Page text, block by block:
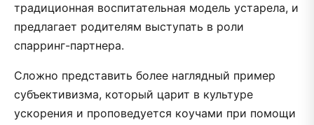
традиционная воспитательная модель устарела, и
предлагает родителям выступать в роли
спарринг-партнера.
Сложно представить более наглядный пример
субъективизма, который царит в культуре
ускорения и проповедуется коучами при помощи